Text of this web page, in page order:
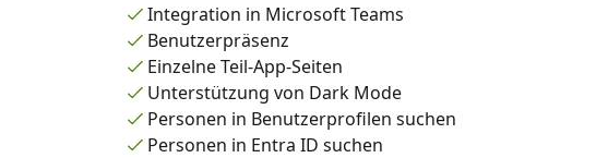
Integration in Microsoft Teams
Benutzerpräsenz
Einzelne Teil-App-Seiten
Unterstützung von Dark Mode
Personen in Benutzerprofilen suchen
Personen in Entra ID suchen